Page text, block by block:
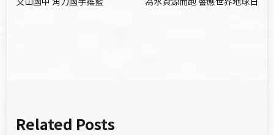
章
Related Posts